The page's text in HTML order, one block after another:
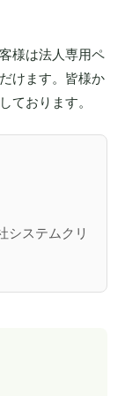
様は法人専用ペ
けます。皆様か
ております。
システムクリ